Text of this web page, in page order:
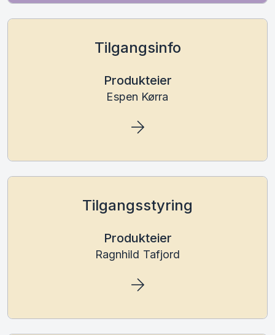
Tilgangsinfo
Produkteier
Espen Kørra
Tilgangsstyring
Produkteier
Ragnhild Tafjord